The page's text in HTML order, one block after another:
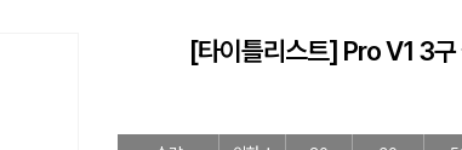
[타이틀리스트] Pro V1 3